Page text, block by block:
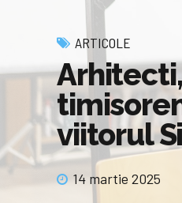
ARTICOLE
viitorul
14 martie 2025